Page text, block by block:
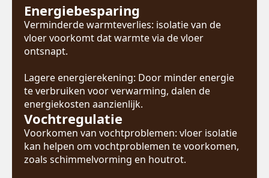
Energiebesparing
Verminderde warmteverlies: isolatie van de
vloer voorkomt dat warmte via de vloer
ontsnapt.
Lagere energierekening: Door minder energie
te verbruiken voor verwarming, dalen de
energiekosten aanzienlijk.
Vochtregulatie
Voorkomen van vochtproblemen: vloer isolatie
kan helpen om vochtproblemen te voorkomen,
zoals schimmelvorming en houtrot.